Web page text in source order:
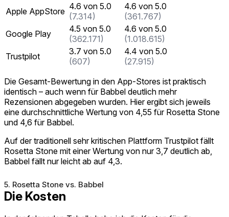
Apple AppStore 4.6 von 5.0
(7.314)
4.6 von 5.0
(361.767)
Google Play
4.5 von 5.0
(362.171)
4.6 von 5.0
(1.018.615)
Trustpilot
3.7 von 5.0
(607)
4.4 von 5.0
(27.915)
Die Gesamt-Bewertung in den App-Stores ist praktisch
identisch – auch wenn für Babbel deutlich mehr
Rezensionen abgegeben wurden. Hier ergibt sich jeweils
eine durchschnittliche Wertung von 4,55 für Rosetta Stone
und 4,6 für Babbel.
Auf der traditionell sehr kritischen Plattform Trustpilot fällt
Rosetta Stone mit einer Wertung von nur 3,7 deutlich ab,
Babbel fällt nur leicht ab auf 4,3.
5. Rosetta Stone vs. Babbel
Die Kosten